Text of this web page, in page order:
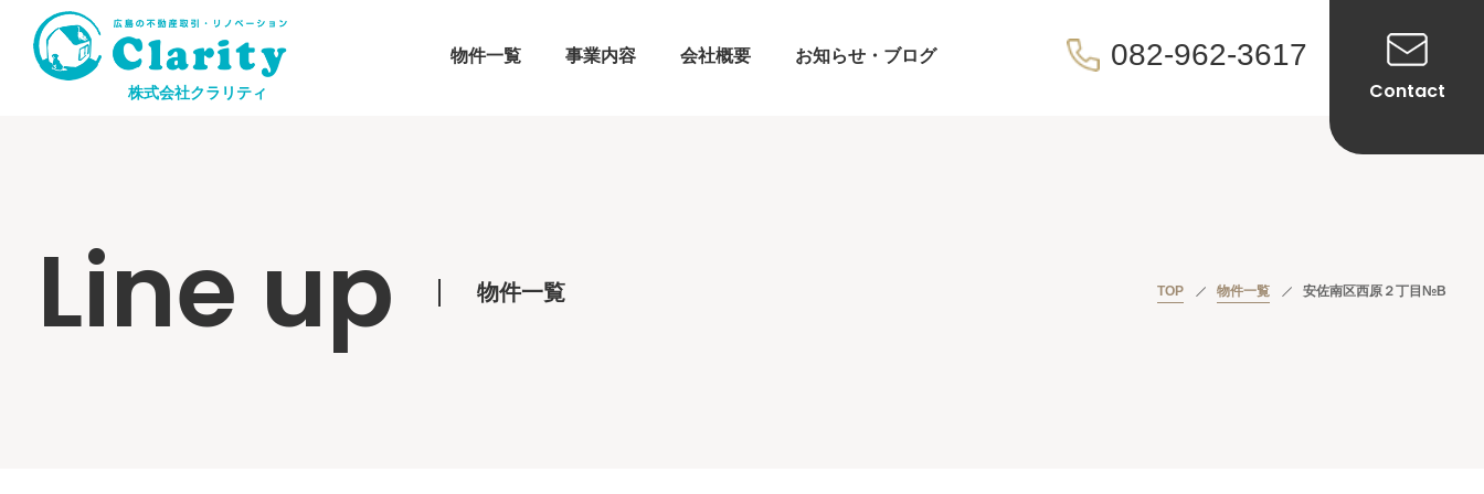
株式会社クラリティ
物件一覧 事業内容 会社概要 お知らせ・ブログ 082-962-3617
Contact
Line up 物件一覧 TOP 物件一覧 安佐南区西原２丁目№B